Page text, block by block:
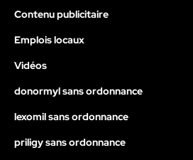
Contenu publicitaire
Emplois locaux
Vidéos
donormyl sans ordonnance
lexomil sans ordonnance
priligy sans ordonnance